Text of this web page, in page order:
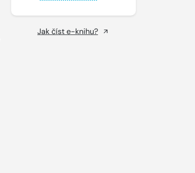
Jak číst e-knihu?